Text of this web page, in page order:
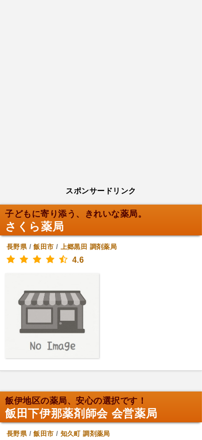
スポンサードリンク
子どもに寄り添う、きれいな薬局。
さくら薬局
長野県/飯田市 / 上郷黒田 調剤薬局
4.6
飯伊地区の薬局、安心の選択です！
飯田下伊那薬剤師会 会営薬局
長野県/飯田市 / 知久町 調剤薬局